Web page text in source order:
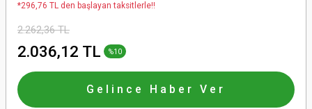
*296,76 TL den başlayan taksitlerle!!
2.262,36 TL
2.036,12 TL %10
Gelince Haber Ver